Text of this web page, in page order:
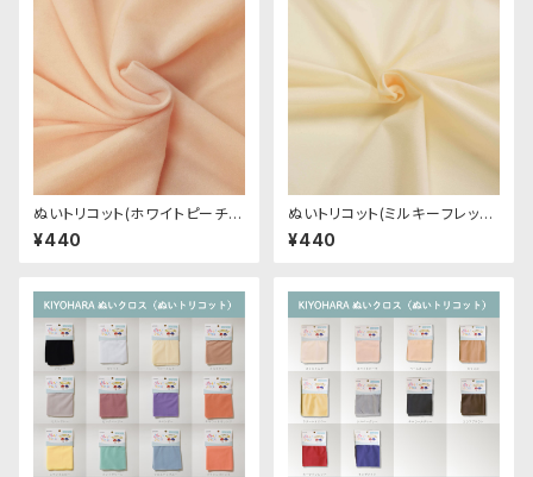
ぬいトリコット(ホワイトピーチ)
NL001 ぬいぐるみ用薄手パイル
生地 20cm
¥440
ぬいトリコット(ミルキーフレッシ
ュ)NL103 ぬいぐるみ用薄手パ
イル生地 20cm
¥440